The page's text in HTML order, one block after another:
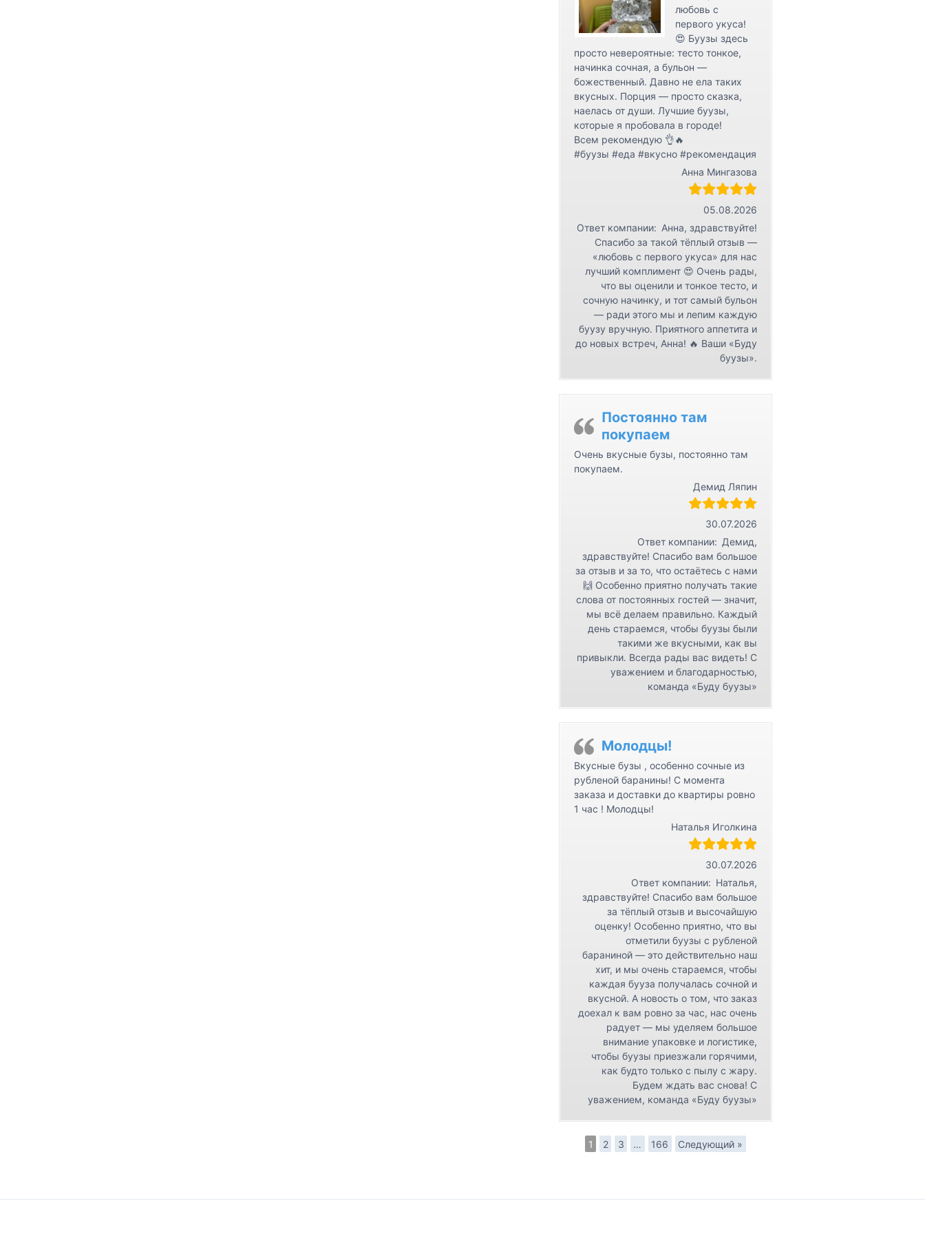
любовь с
первого укуса!
😍 Буузы здесь
просто невероятные: тесто тонкое,
начинка сочная, а бульон —
божественный. Давно не ела таких
вкусных. Порция — просто сказка,
наелась от души. Лучшие буузы,
которые я пробовала в городе!
Всем рекомендую 👌🔥
#буузы #еда #вкусно #рекомендация
Анна Мингазова
05.08.2026
Ответ компании: Анна, здравствуйте!
Спасибо за такой тёплый отзыв —
«любовь с первого укуса» для нас
лучший комплимент 😍 Очень рады,
что вы оценили и тонкое тесто, и
сочную начинку, и тот самый бульон
— ради этого мы и лепим каждую
буузу вручную. Приятного аппетита и
до новых встреч, Анна! 🔥 Ваши «Буду
буузы».
Постоянно там
покупаем
Очень вкусные бузы, постоянно там
покупаем.
Демид Ляпин
30.07.2026
Ответ компании: Демид,
здравствуйте! Спасибо вам большое
за отзыв и за то, что остаётесь с нами
🙌 Особенно приятно получать такие
слова от постоянных гостей — значит,
мы всё делаем правильно. Каждый
день стараемся, чтобы буузы были
такими же вкусными, как вы
привыкли. Всегда рады вас видеть! С
уважением и благодарностью,
команда «Буду буузы»
Молодцы!
Вкусные бузы , особенно сочные из
рубленой баранины! С момента
заказа и доставки до квартиры ровно
1 час ! Молодцы!
Наталья Иголкина
30.07.2026
Ответ компании: Наталья,
здравствуйте! Спасибо вам большое
за тёплый отзыв и высочайшую
оценку! Особенно приятно, что вы
отметили буузы с рубленой
бараниной — это действительно наш
хит, и мы очень стараемся, чтобы
каждая бууза получалась сочной и
вкусной. А новость о том, что заказ
доехал к вам ровно за час, нас очень
радует — мы уделяем большое
внимание упаковке и логистике,
чтобы буузы приезжали горячими,
как будто только с пылу с жару.
Будем ждать вас снова! С
уважением, команда «Буду буузы»
1 2 3 … 166 Следующий »